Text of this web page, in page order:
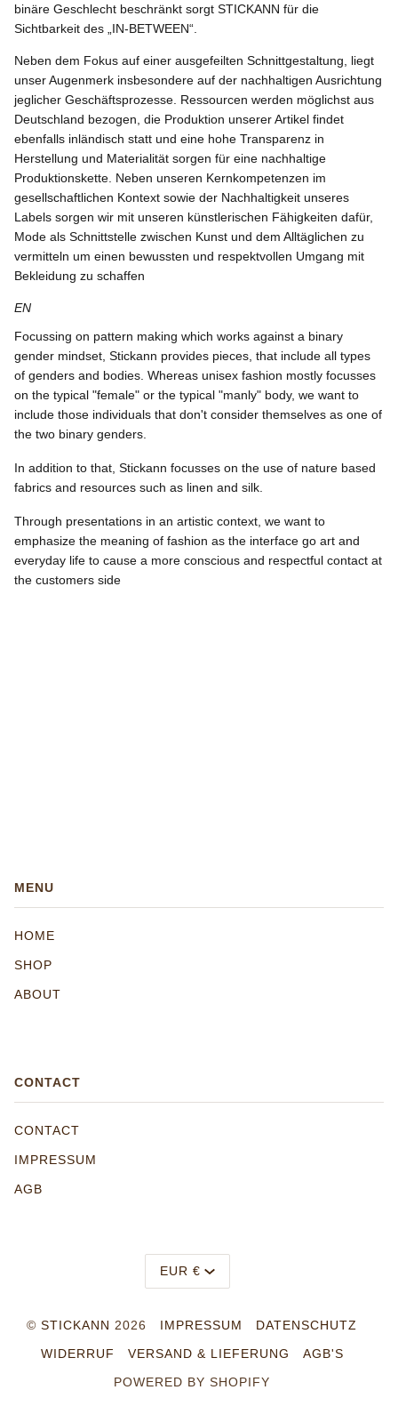
binäre Geschlecht beschränkt sorgt STICKANN für die
Sichtbarkeit des „IN-BETWEEN“.
Neben dem Fokus auf einer ausgefeilten Schnittgestaltung, liegt
unser Augenmerk insbesondere auf der nachhaltigen Ausrichtung
jeglicher Geschäftsprozesse. Ressourcen werden möglichst aus
Deutschland bezogen, die Produktion unserer Artikel findet
ebenfalls inländisch statt und eine hohe Transparenz in
Herstellung und Materialität sorgen für eine nachhaltige
Produktionskette. Neben unseren Kernkompetenzen im
gesellschaftlichen Kontext sowie der Nachhaltigkeit unseres
Labels sorgen wir mit unseren künstlerischen Fähigkeiten dafür,
Mode als Schnittstelle zwischen Kunst und dem Alltäglichen zu
vermitteln um einen bewussten und respektvollen Umgang mit
Bekleidung zu schaffen
EN
Focussing on pattern making which works against a binary
gender mindset, Stickann provides pieces, that include all types
of genders and bodies. Whereas unisex fashion mostly focusses
on the typical "female" or the typical "manly" body, we want to
include those individuals that don't consider themselves as one of
the two binary genders.
In addition to that, Stickann focusses on the use of nature based
fabrics and resources such as linen and silk.
Through presentations in an artistic context, we want to
emphasize the meaning of fashion as the interface go art and
everyday life to cause a more conscious and respectful contact at
the customers side
MENU
HOME
SHOP
ABOUT
CONTACT
CONTACT
IMPRESSUM
AGB
WÄHRUNG
EUR €
© STICKANN 2026 IMPRESSUM
DATENSCHUTZ
WIDERRUF
VERSAND & LIEFERUNG
AGB'S
POWERED BY SHOPIFY